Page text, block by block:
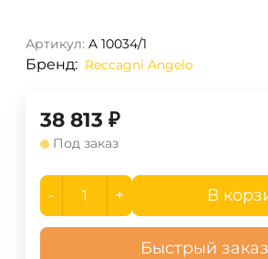
Артикул: A 10034/1
Бренд: Reccagni Angelo
38 813 ₽
Под заказ
- + В
Быстрый заказ